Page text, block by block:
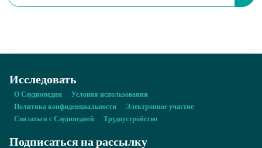
Исследовать
О Саудиопедии
Условия использования
Политика конфиденциальности
Электронное участие
Связаться с Саудипедией
Трудоустройство
Подписаться на рассылку